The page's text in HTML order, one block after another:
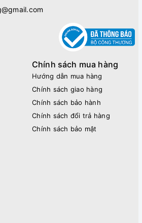
Chính sách mua hàng
Hướng dẫn mua hàng
Chính sách giao hàng
Chính sách bảo hành
Chính sách đổi trả hàng
Chính sách bảo mật